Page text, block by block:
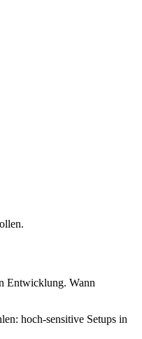
Entwicklung. Wann
hoch-sensitive Setups in